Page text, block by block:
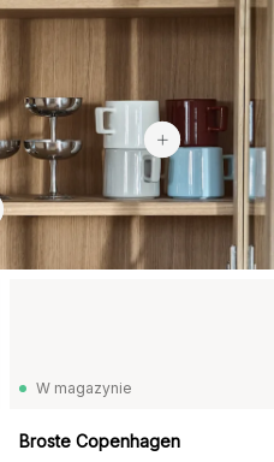
91 zł
W magazynie
Broste Copenhagen